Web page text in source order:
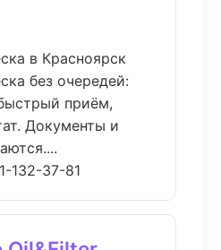
в Красноярск
без очередей:
приём,
Документы и
132-37-81